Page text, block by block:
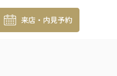
来店・内見予約